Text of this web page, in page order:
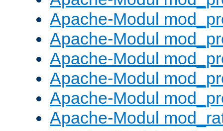
Apache-Modul
Apache-Modul
Apache-Modul
Apache-Modul
Apache-Modul
Apache-Modul